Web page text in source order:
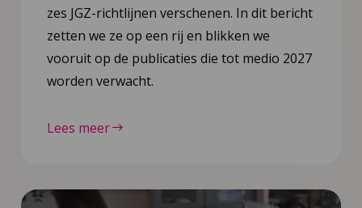
zes JGZ-richtlijnen verschenen. In dit bericht
zetten we ze op een rij en blikken we
vooruit op de publicaties die tot medio 2027
worden verwacht.
Lees meer